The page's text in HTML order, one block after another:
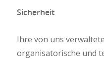
Sicherheit
Ihre von uns
organisatorische und